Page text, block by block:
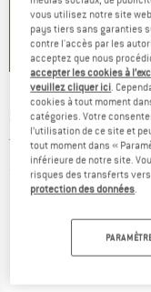
2
SAUCONY -
trail
(0)
vous utilisez notre site
pays tiers sans garanties
contre l'accès par les
acceptez que nous
accepter les cookies à
veuillez cliquer ici.
cookies à tout moment
catégories. Votre
l’utilisation de ce site et
tout moment dans «
inférieure de notre site.
risques des transferts
protection des données.